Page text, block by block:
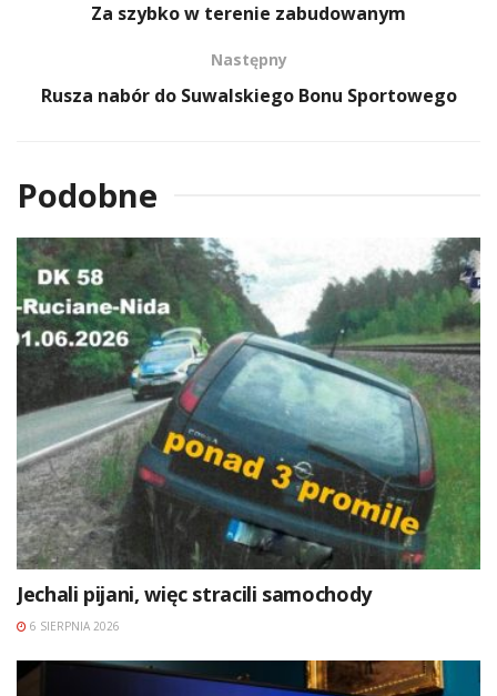
Za szybko w terenie zabudowanym
Następny
Rusza nabór do Suwalskiego Bonu Sportowego
Podobne
Jechali pijani, więc stracili samochody
6 SIERPNIA 2026